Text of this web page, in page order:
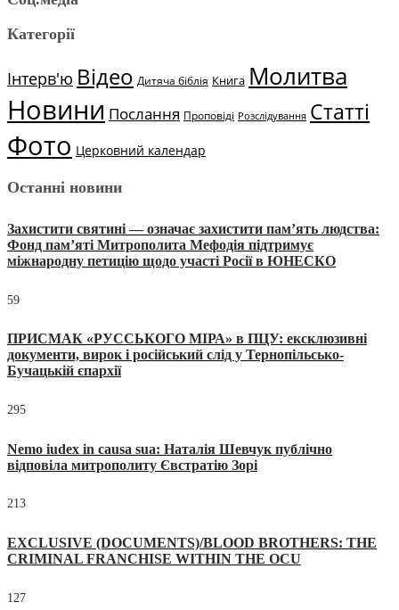
Категорії
Інтерв'ю Відео Дитяча біблія Книга Молитва
Новини Послання Проповіді Розслідування Статті
Фото Церковний календар
Останні новини
Захистити святині — означає захистити пам’ять людства:
Фонд пам’яті Митрополита Мефодія підтримує
міжнародну петицію щодо участі Росії в ЮНЕСКО
59
ПРИСМАК «РУССЬКОГО МІРА» в ПЦУ: ексклюзивні
документи, вирок і російський слід у Тернопільсько-
Бучацькій єпархії
295
Nemo iudex in causa sua: Наталія Шевчук публічно
відповіла митрополиту Євстратію Зорі
213
EXCLUSIVE (DOCUMENTS)/BLOOD BROTHERS: THE
CRIMINAL FRANCHISE WITHIN THE OCU
127